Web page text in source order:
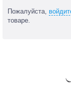
Пожалуйста,
товаре.